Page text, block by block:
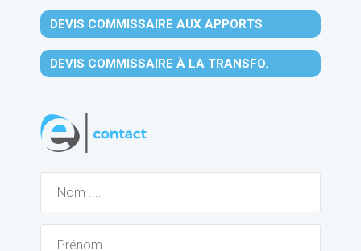
DEVIS COMMISSAIRE AUX APPORTS
DEVIS COMMISSAIRE À LA TRANSFO.